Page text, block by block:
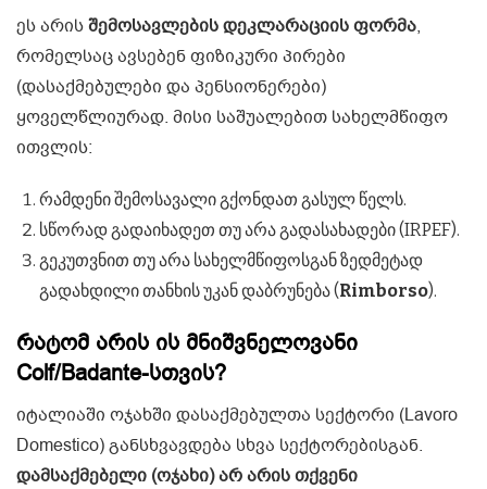
ეს არისშემოსავლების დეკლარაციის ფორმა,
რომელსაც ავსებენ ფიზიკური პირები
(დასაქმებულები და პენსიონერები)
ყოველწლიურად. მისი საშუალებით სახელმწიფო
ითვლის:
რამდენი შემოსავალი გქონდათ გასულ წელს.
სწორად გადაიხადეთ თუ არა გადასახადები (IRPEF).
გეკუთვნით თუ არა სახელმწიფოსგან ზედმეტად
გადახდილი თანხის უკან დაბრუნება (Rimborso).
რატომ არის ის მნიშვნელოვანი
Colf/Badante-სთვის?
იტალიაში ოჯახში დასაქმებულთა სექტორი (Lavoro
Domestico) განსხვავდება სხვა სექტორებისგან.
დამსაქმებელი (ოჯახი) არ არის თქვენი